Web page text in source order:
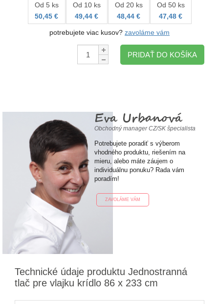
Od 5 ks
50,45 €
Od 10 ks
49,44 €
Od 20 ks
48,44 €
Od 50 ks
47,48 €
potrebujete viac kusov? zavoláme vám
Množstvo:
PRIDAŤ DO KOŠÍKA
Eva Urbanová
Obchodný manager CZ/SK špecialista
Potrebujete poradiť s výberom
vhodného produktu, riešením na
mieru, alebo máte záujem o
individuálnu ponuku? Rada vám
poradím!
ZAVOLÁME VÁM
Technické údaje produktu Jednostranná
tlač pre vlajku krídlo 86 x 233 cm